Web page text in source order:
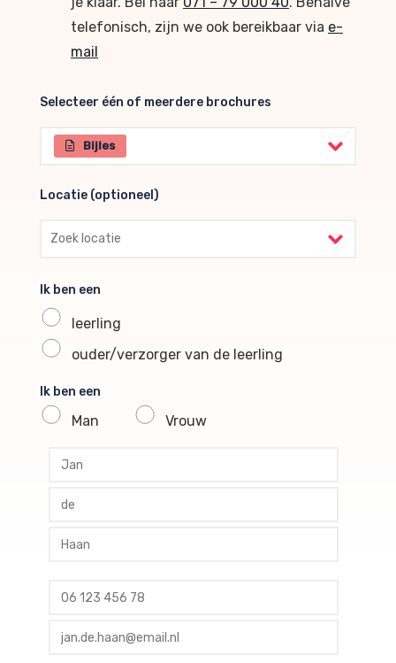
telefonisch, zijn we ook bereikbaar via e-
mail
Selecteer één of meerdere brochures
Selecteer één of meerdere brochures
Bijles
Locatie (optioneel)
Locatie (optioneel)
Ik ben een
leerling
ouder/verzorger van de leerling
Ik ben een
Man Vrouw
profile voornaam
profile tussenvoegsel
profile achternaam
profile telefoon
profile email